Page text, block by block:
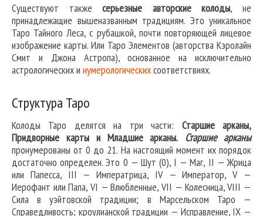
Существуют такжесерьезные авторские колоды, не
принадлежащие вышеназванным традициям. Это уникальное
Таро Тайного Леса, с рубашкой, почти повторяющей лицевое
изображение карты. Или Таро Элементов (авторства Кэролайн
Смит и Джона Астропа), основанное на исключительно
астрологических и нумерологическихсоответствиях.
Структура Таро
Колоды Таро делятся на три части: Старшие арканы,
Придворные карты и Младшие арканы.
Старшие арканы
пронумерованы от 0 до 21. На настоящий момент их порядок
достаточно определен. Это 0 — Шут (0), I — Маг, II — Жрица
или Папесса, III — Императрица, IV — Император, V —
Иерофант или Папа, VI — Влюбленные, VII — Колесница, VIII —
Сила в уэйтовской традиции; в Марсельском Таро —
Справедливость; кроулианской традиции — Исправление, IX —